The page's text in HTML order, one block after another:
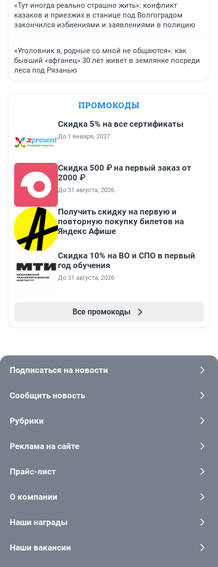
«Тут иногда реально страшно жить»: конфликт
казаков и приезжих в станице под Волгоградом
закончился избиениями и заявлениями в полицию
«Уголовник я, родные со мной не общаются»: как
бывший «афганец» 30 лет живет в землянке посреди
леса под Рязанью
ПРОМОКОДЫ
Скидка 5% на все сертификаты
До 1 января, 2027
Скидка 500 ₽ на первый заказ от
2000 ₽
До 31 августа, 2026
Получить скидку на первую и
повторную покупку билетов на
Яндекс Афише
Скидка 10% на ВО и СПО в первый
год обучения
До 31 августа, 2026
Все промокоды
Подписаться на новости
Сообщить новость
Рубрики
Реклама на сайте
Прайс-лист
О компании
Наши награды
Наши вакансии